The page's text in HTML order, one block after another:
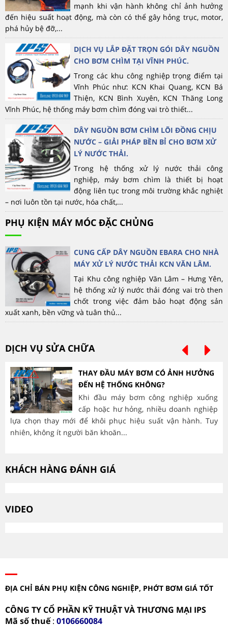
mạnh khi vận hành không chỉ ảnh hưởng
đến hiệu suất hoạt động, mà còn có thể gây hỏng trục, motor,
phá hủy bệ đỡ,...
DỊCH VỤ LẮP ĐẶT TRỌN GÓI DÂY NGUỒN
CHO BƠM CHÌM TẠI VĨNH PHÚC.
Trong các khu công nghiệp trọng điểm tại
Vĩnh Phúc như: KCN Khai Quang, KCN Bá
Thiện, KCN Bình Xuyên, KCN Thăng Long
Vĩnh Phúc, hệ thống máy bơm chìm đóng vai trò thiết...
DÂY NGUỒN BƠM CHÌM LÕI ĐỒNG CHỊU
NƯỚC – GIẢI PHÁP BỀN BỈ CHO BƠM XỬ
LÝ NƯỚC THẢI.
Trong hệ thống xử lý nước thải công
nghiệp, máy bơm chìm là thiết bị hoạt
động liên tục trong môi trường khắc nghiệt
– nơi luôn tồn tại nước, hóa chất,...
PHỤ KIỆN MÁY MÓC ĐẶC CHỦNG
CUNG CẤP DÂY NGUỒN EBARA CHO NHÀ
MÁY XỬ LÝ NƯỚC THẢI KCN VĂN LÂM.
Tại Khu công nghiệp Văn Lâm – Hưng Yên,
hệ thống xử lý nước thải đóng vai trò then
chốt trong việc đảm bảo hoạt động sản
xuất xanh, bền vững và tuân thủ...
DỊCH VỤ SỬA CHỮA
THAY ĐẦU MÁY BƠM CÓ ẢNH HƯỞNG
ĐẾN HỆ THỐNG KHÔNG?
Khi đầu máy bơm công nghiệp xuống
cấp hoặc hư hỏng, nhiều doanh nghiệp
lựa chọn thay mới để khôi phục hiệu suất vận hành. Tuy
nhiên, không ít người băn khoăn...
KHÁCH HÀNG ĐÁNH GIÁ
VIDEO
ĐỊA CHỈ BÁN PHỤ KIỆN CÔNG NGHIỆP, PHỚT BƠM GIÁ TỐT
CÔNG TY CỔ PHẦN KỸ THUẬT VÀ THƯƠNG MẠI IPS
Mã số thuế: 0106660084